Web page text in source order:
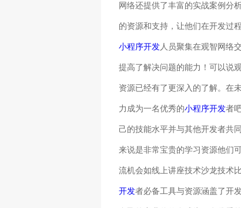
网络还提供了丰富的实战案例分
的资源和支持，让他们在开发过
小程序开发人员聚集在观智网络
提高了解决问题的能力！可以说
资源已经有了更深入的了解。在
力成为一名优秀的小程序开发者
己的技能水平并与其他开发者共
来说是非常宝贵的学习资源他们
流机会如线上讲座技术沙龙技术
开发者必备工具与资源涵盖了开